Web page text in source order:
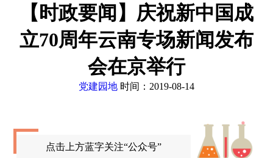
【时政要闻】庆祝新中国成
立70周年云南专场新闻发布
会在京举行
党建园地 时间：2019-08-14
点击上方蓝字关注“公众号”